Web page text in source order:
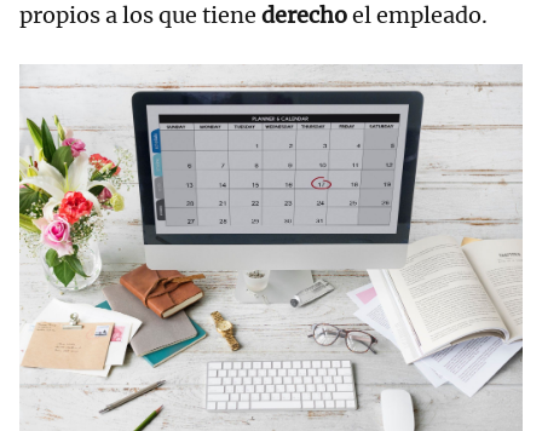
propios a los que tiene derechoel empleado.